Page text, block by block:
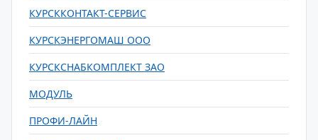
КУРСККОНТАКТ-СЕРВИС
КУРСКЭНЕРГОМАШ ООО
КУРСКСНАБКОМПЛЕКТ ЗАО
МОДУЛЬ
ПРОФИ-ЛАЙН